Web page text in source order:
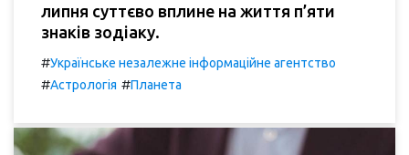
липня суттєво вплине на життя п’яти
знаків зодіаку.
#Українське незалежне інформаційне агентство
#Астрологія #Планета